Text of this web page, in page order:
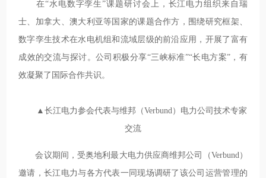
在“水电数字孪生”课题研讨会上，长江电力组织来自瑞
士、加拿大、澳大利亚等国家的课题合作方，围绕研究框架、
数字孪生技术在水电机组和流域层级的前沿应用，开展了富有
成效的交流与探讨。公司积极分享“三峡标准”“长电方案”，有
效凝聚了国际合作共识。
▲长江电力参会代表与维邦（Verbund）电力公司技术专家
交流
会议期间，受奥地利最大电力供应商维邦公司（Verbund）
邀请，长江电力与各方代表一同现场调研了该公司运营管理的